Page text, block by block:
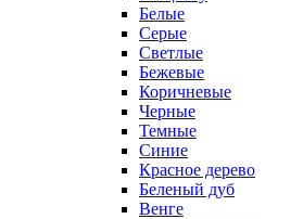
Белые
Серые
Светлые
Бежевые
Коричневые
Черные
Темные
Синие
Красное дерево
Беленый дуб
Венге